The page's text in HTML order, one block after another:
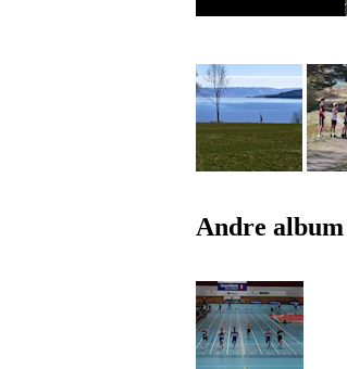
Andre album